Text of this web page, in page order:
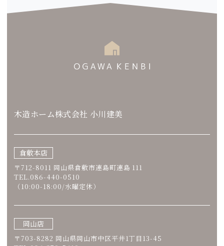
木造ホーム株式会社 小川建美
倉敷本店
〒712-8011 岡山県倉敷市連島町連島 111
TEL.086-440-0510
（10:00-18:00/水曜定休）
岡山店
〒703-8282 岡山県岡山市中区平井1丁目13-45